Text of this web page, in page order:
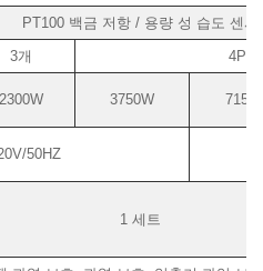
PT100 백금 저항 / 용량 성 습도 센서
3개
2300W 3750W
50HZ
1 세트